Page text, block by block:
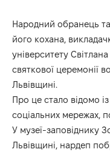
Народний обранець
його кохана,
університету
святкової церемонії
Львівщині.
Про це стало відомо
соціальних мережах,
У музеї-заповіднику
Львівщині, нардеп